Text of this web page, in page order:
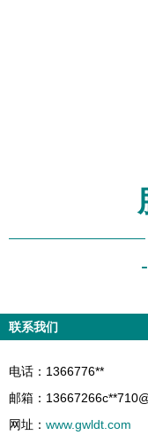
联系我们
电话：1366776**
邮箱：13667266c**
网址： www.gwldt.com